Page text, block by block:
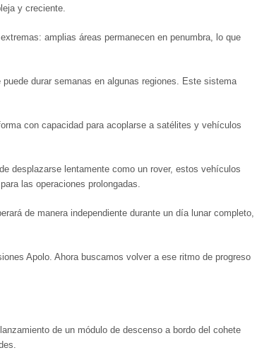
y creciente.
amplias áreas permanecen en penumbra, lo que
durar semanas en algunas regiones. Este sistema
con capacidad para acoplarse a satélites y vehículos
desplazarse lentamente como un rover, estos vehículos
las operaciones prolongadas.
de manera independiente durante un día lunar completo,
Apolo. Ahora buscamos volver a ese ritmo de progreso
de un módulo de descenso a bordo del cohete